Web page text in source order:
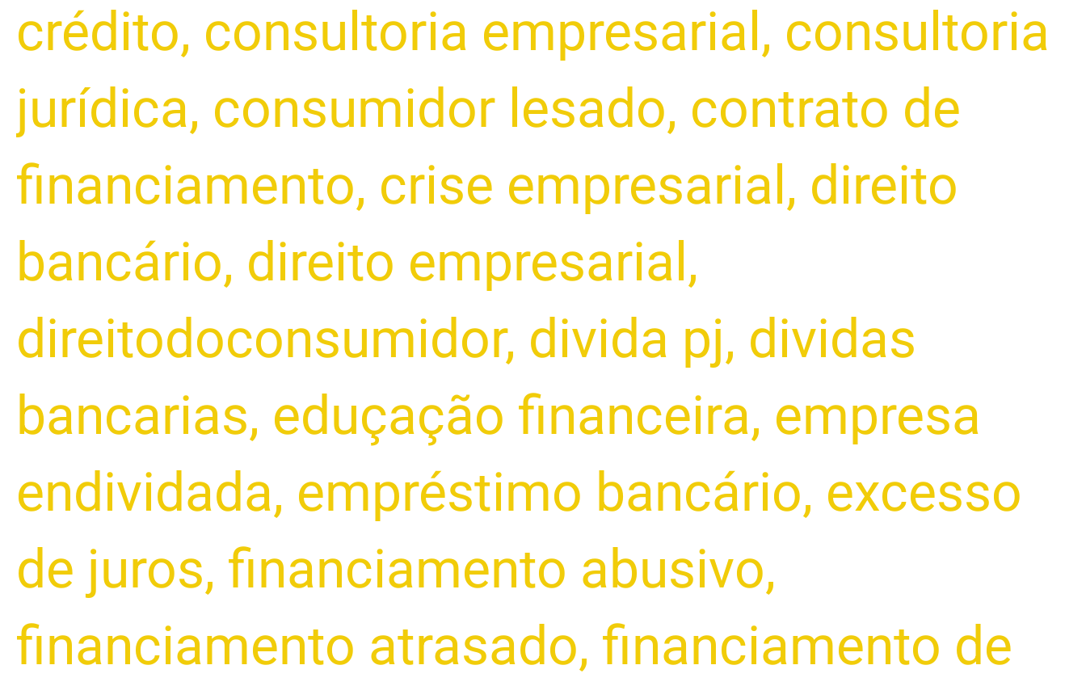
crédito, consultoria empresarial , consultoria
jurídica, consumidor lesado, contrato de
financiamento, crise empresarial , direito
bancário, direito empresarial ,
direitodoconsumidor, divida pj, dividas
bancarias, eduçação financeira, empresa
endividada, empréstimo bancário, excesso
de juros, financiamento abusivo,
financiamento atrasado, financiamento de